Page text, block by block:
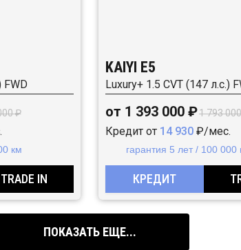
FWD
₽
км
TRADE IN
KAIYI E5
Luxury+ 1.5 CVT (147 л.с.)
от 1 393 000 ₽1 793
Кредит от 14 930 ₽/мес.
гарантия 5 лет / 100 000
КРЕДИТ
ПОКАЗАТЬ ЕЩЕ...